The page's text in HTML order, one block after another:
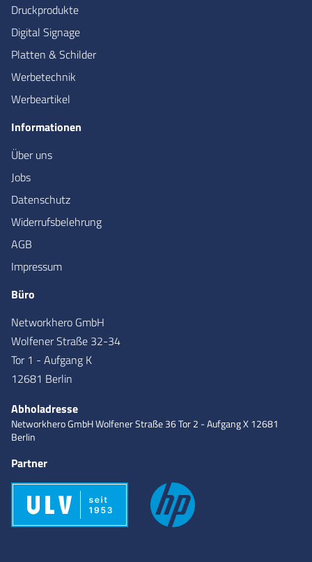
Druckprodukte
Digital Signage
Platten & Schilder
Werbetechnik
Werbeartikel
Informationen
Über uns
Jobs
Datenschutz
Widerrufsbelehrung
AGB
Impressum
Büro
Networkhero GmbH
Wolfener Straße 32-34
Tor 1 - Aufgang K
12681 Berlin
Abholadresse
Networkhero GmbHWolfener Straße 36Tor 2 - Aufgang X12681
Berlin
Partner